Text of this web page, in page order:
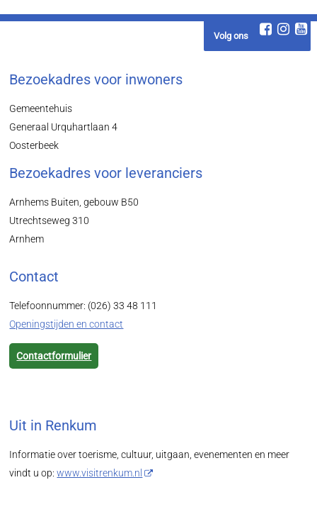
Volg ons
Bezoekadres voor inwoners
Gemeentehuis
Generaal Urquhartlaan 4
Oosterbeek
Bezoekadres voor leveranciers
Arnhems Buiten, gebouw B50
Utrechtseweg 310
Arnhem
Contact
Telefoonnummer: (026) 33 48 111
Openingstijden en contact
Contactformulier
Uit in Renkum
Informatie over toerisme, cultuur, uitgaan, evenementen en meer
vindt u op:www.visitrenkum.nl